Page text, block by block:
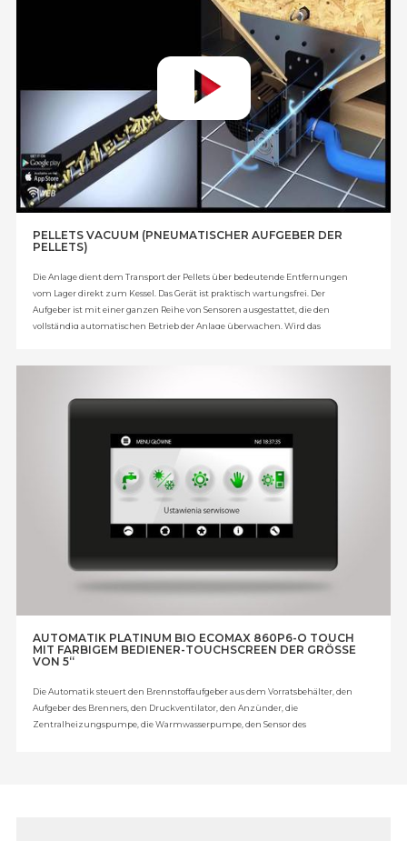
Auffüllen des Behälters und die Reinigung des Aschekastens). Diese
Informationen werden als Meldung auf dem Display des Kesselreglers und auf
dem Zimmerregler angezeigt. Lösung patentiert durch das Patentamt der
PELLETS VACUUM (PNEUMATISCHER AUFGEBER DER
PELLETS)
Die Anlage dient dem Transport der Pellets über bedeutende Entfernungen
vom Lager direkt zum Kessel. Das Gerät ist praktisch wartungsfrei. Der
Aufgeber ist mit einer ganzen Reihe von Sensoren ausgestattet, die den
vollständig automatischen Betrieb der Anlage überwachen. Wird das
Wochentag zur festgelegten Uhrzeit gefüllt.
AUTOMATIK PLATINUM BIO ECOMAX 860P6-O TOUCH
MIT FARBIGEM BEDIENER-TOUCHSCREEN DER GRÖSSE
VON 5“
Die Automatik steuert den Brennstoffaufgeber aus dem Vorratsbehälter, den
Aufgeber des Brenners, den Druckventilator, den Anzünder, die
Zentralheizungspumpe, die Warmwasserpumpe, den Sensor des